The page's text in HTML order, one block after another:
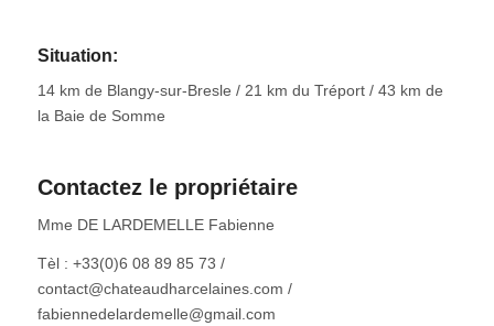
Situation:
14 km de Blangy-sur-Bresle / 21 km du Tréport / 43 km de
la Baie de Somme
Contactez le propriétaire
Mme DE LARDEMELLE Fabienne
Tèl : +33(0)6 08 89 85 73 /
contact@chateaudharcelaines.com /
fabiennedelardemelle@gmail.com